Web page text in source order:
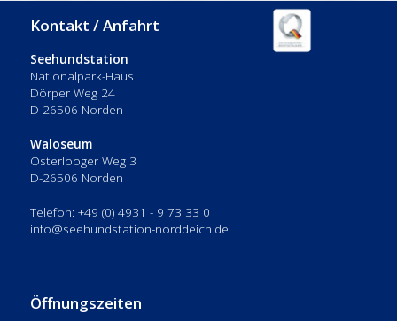
Kontakt / Anfahrt
Seehundstation
Nationalpark-Haus
Dörper Weg 24
D-26506 Norden
Waloseum
Osterlooger Weg 3
D-26506 Norden
Telefon: +49 (0) 4931 - 9 73 33 0
info@seehundstation-norddeich.de
Öffnungszeiten